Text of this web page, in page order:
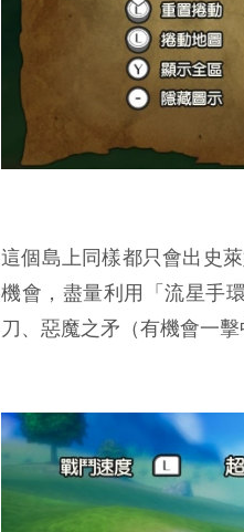
這個島上同樣都只會出史
機會，盡量利用「流星手
刀、惡魔之矛（有機會一